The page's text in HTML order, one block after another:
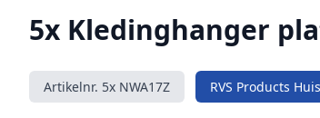
5x Kledinghanger
Artikelnr. 5x NWA17Z RVS Products